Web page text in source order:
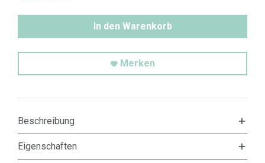
In den Warenkorb
Merken
Beschreibung
Eigenschaften